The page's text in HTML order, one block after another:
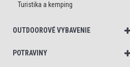
Turistika a kemping
OUTDOOROVÉ VYBAVENIE
POTRAVINY